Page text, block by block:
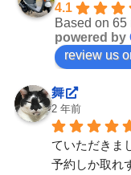
4.1
Based on 65
powered by
review us
舞
2 年前
ていただきま
予約しか取れ